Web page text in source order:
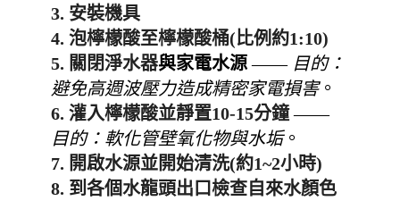
3. 安裝機具
4. 泡檸檬酸至檸檬酸桶(比例約1:10)
5. 關閉淨水器與家電水源—— 目的：
避免高週波壓力造成精密家電損害。
6. 灌入檸檬酸並靜置10-15分鐘——
目的：軟化管壁氧化物與水垢。
7. 開啟水源並開始清洗(約1~2小時)
8. 到各個水龍頭出口檢查自來水顏色